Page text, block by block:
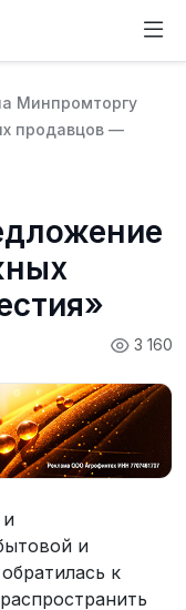
Минпромторгу
продавцов —
3 160
и
к